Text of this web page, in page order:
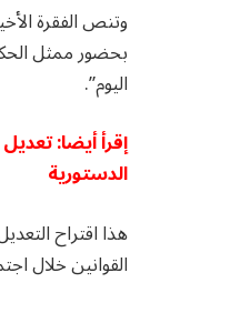
بحضور ممثل
اليوم”.
إقرأ أيضا:
الدستورية
هذا اقتراح
القوانين خلال